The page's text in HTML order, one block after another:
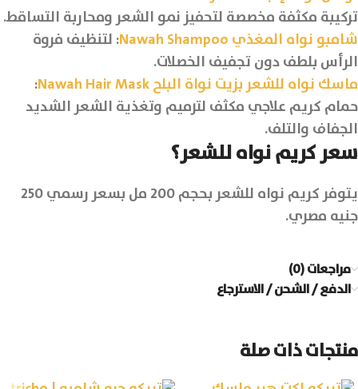
تركيبة مكثفة مخصصة لتحفيز نمو الشعر ومحاربة التساقط.
شامبو نواه المغذي Nawah Shampoo
: لتنظيف فروة
الرأس بلطف دون تجفيف الخصلات.
ماسك نواه للشعر بزيت نواة البلح Nawah Hair Mask
:
حمام كريم علاجي مكثف لترميم وتغذية الشعر الشديد
الجفاف والتلف.
سعر كريم نواه للشعر؟
يتوفر كريم نواه للشعر بحجم 200 مل بسعر رسمي 250
جنيه مصري.
مراجعات (0)
الدفع / الشحن / الاسترجاع
منتجات ذات صلة